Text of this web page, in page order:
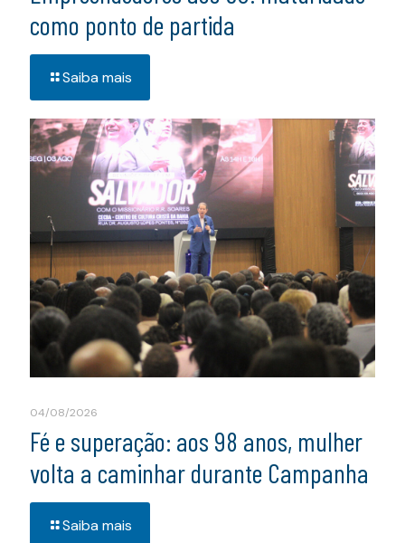
como ponto de partida
Saiba mais
04/08/2026
Fé e superação: aos 98 anos, mulher
volta a caminhar durante Campanha
Saiba mais